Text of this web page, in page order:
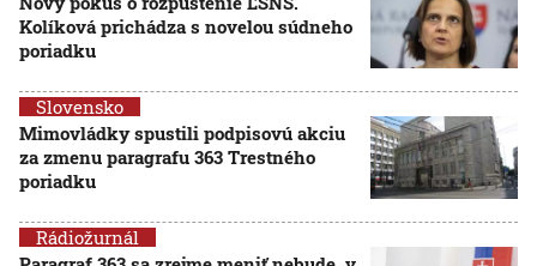
Kolíková prichádza s novelou súdneho
poriadku
Slovensko
Mimovládky spustili podpisovú akciu
za zmenu paragrafu 363 Trestného
poriadku
Rádiožurnál